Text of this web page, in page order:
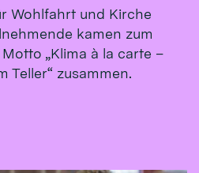
Wohlfahrt und Kirche
kamen zum
„Klima à la carte –
Teller“ zusammen.